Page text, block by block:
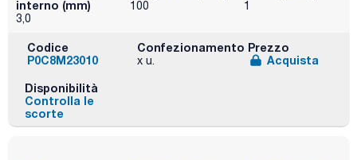
interno (mm)
3,0
100 1
Codice
P0C8M23010
Confezionamento
x u.
Prezzo
Acquista
Disponibilità
Controlla le
scorte